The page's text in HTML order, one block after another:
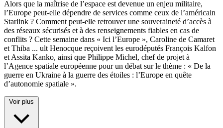
Alors que la maîtrise de l’espace est devenue un enjeu militaire,
l’Europe peut-elle dépendre de services comme ceux de l’américain
Starlink ? Comment peut-elle retrouver une souveraineté d’accès à
des réseaux sécurisés et à des renseignements fiables en cas de
conflits ? Cette semaine dans « Ici l’Europe », Caroline de Camaret
et Thiba ... ult Henocque reçoivent les eurodéputés François Kalfon
et Assita Kanko, ainsi que Philippe Michel, chef de projet à
l’Agence spatiale européenne pour un débat sur le thème : « De la
guerre en Ukraine à la guerre des étoiles : l’Europe en quête
d’autonomie spatiale ».
Voir plus